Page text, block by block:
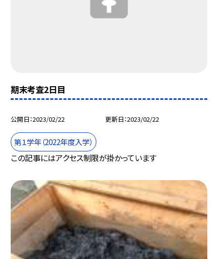
期末考査2日目
公開日 2023/02/22 更新日 2023/02/22
第１学年（2022年度入学）
この記事にはアクセス制限が掛かっています